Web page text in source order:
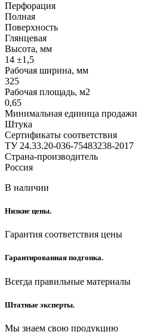
Перфорация
Полная
Поверхность
Глянцевая
Высота, мм
14 ±1,5
Рабочая ширина, мм
325
Рабочая площадь, м2
0,65
Минимальная единица продажи
Штука
Сертификаты соответствия
ТУ 24.33.20-036-75483238-2017
Страна-производитель
Россия
В наличии
Низкие цены.
Гарантия соответствия цены
Гарантированная подгонка.
Всегда правильные материалы
Штатные эксперты.
Мы знаем свою продукцию